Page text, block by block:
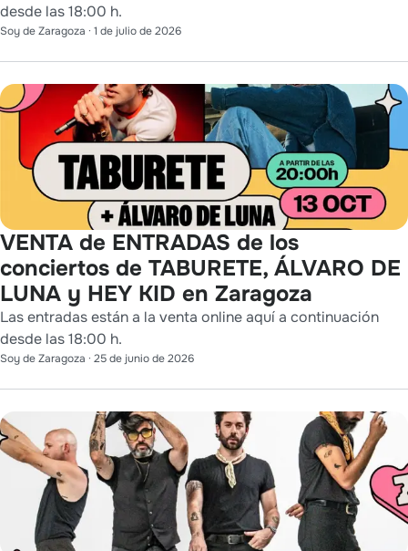
desde las 18:00 h.
Soy de Zaragoza · 1 de julio de 2026
VENTA de ENTRADAS de los
conciertos de TABURETE, ÁLVARO DE
LUNA y HEY KID en Zaragoza
Las entradas están a la venta online aquí a continuación
desde las 18:00 h.
Soy de Zaragoza · 25 de junio de 2026